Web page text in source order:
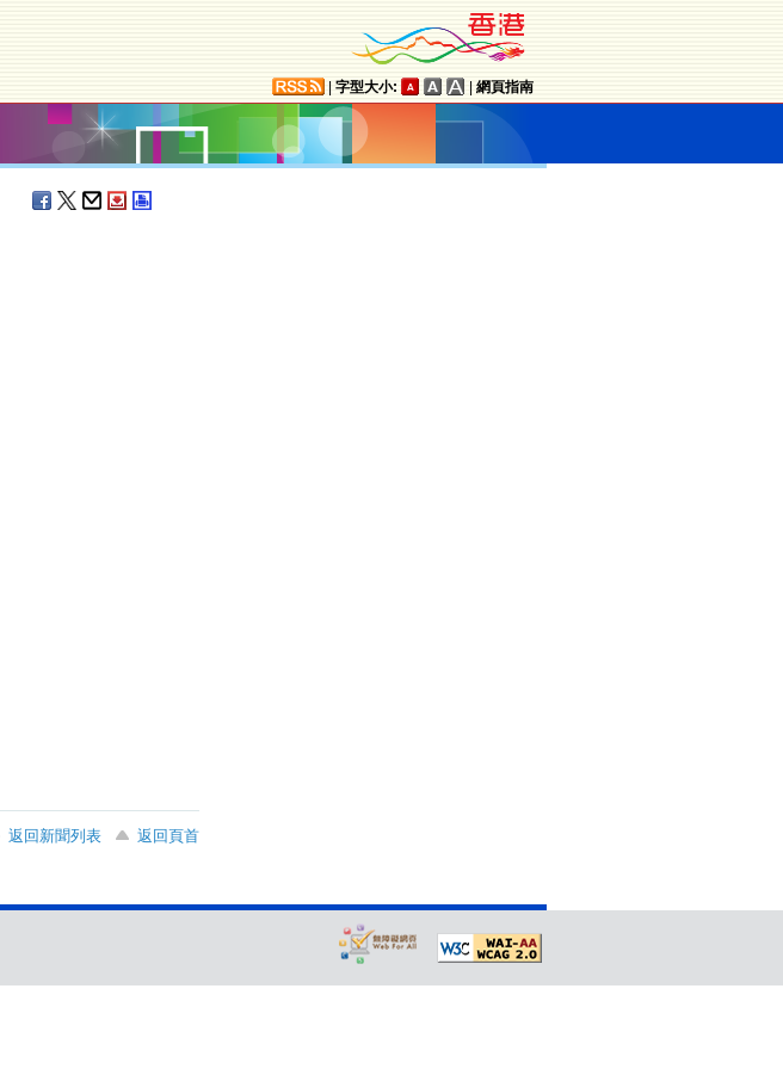
字型大小: 網頁指南
返回新聞列表
返回頁首